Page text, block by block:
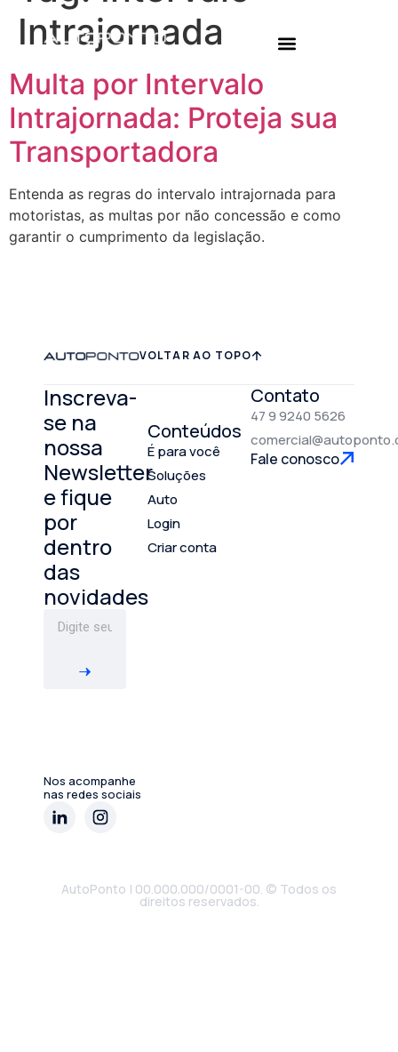
Login
Intrajornada
Multa por Intervalo
Intrajornada: Proteja sua
Transportadora
Entenda as regras do intervalo intrajornada para
motoristas, as multas por não concessão e como
garantir o cumprimento da legislação.
VOLTAR AO TOPO
Inscreva-
se na
nossa
Newsletter
e fique
por
dentro
das
novidades
Nos acompanhe
nas redes sociais
Conteúdos
É para você
Soluções
Auto
Login
Criar conta
Contato
47 9 9240 5626
Fale conosco
AutoPonto | 00.000.000/0001-00. © Todos os
direitos reservados.